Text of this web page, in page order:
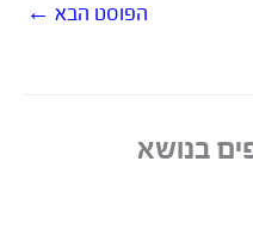
הפוסט הבא ←
בנושא